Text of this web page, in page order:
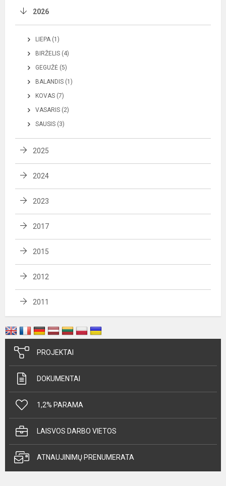
2026
LIEPA (1)
BIRŽELIS (4)
GEGUŽĖ (5)
BALANDIS (1)
KOVAS (7)
VASARIS (2)
SAUSIS (3)
2025
2024
2023
2017
2015
2012
2011
PROJEKTAI
DOKUMENTAI
1,2% PARAMA
LAISVOS DARBO VIETOS
ATNAUJINIMŲ PRENUMERATA